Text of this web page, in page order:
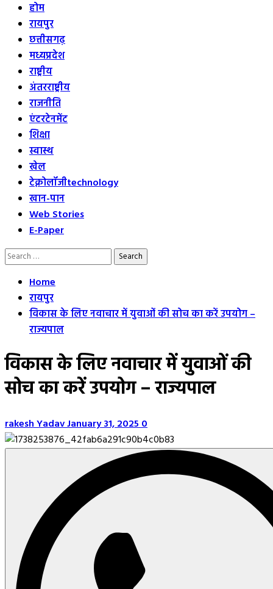
होम
रायपुर
छत्तीसगढ़
मध्यप्रदेश
राष्ट्रीय
अंतरराष्ट्रीय
राजनीति
एंटरटेनमेंट
शिक्षा
स्वास्थ
खेल
टेक्नोलॉजीtechnology
खान-पान
Web Stories
E-Paper
Search
Home
रायपुर
विकास के लिए नवाचार में युवाओं की सोच का करें उपयोग –
राज्यपाल
विकास के लिए नवाचार में युवाओं की
सोच का करें उपयोग – राज्यपाल
rakesh YadavJanuary 31, 20250